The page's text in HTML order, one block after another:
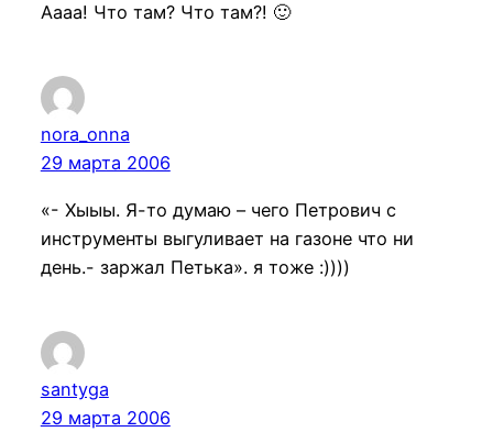
Аааа! Что там? Что там?! 🙂
nora_onna
29 марта 2006
«- Хыыы. Я-то думаю – чего Петрович с
инструменты выгуливает на газоне что ни
день.- заржал Петька». я тоже :))))
santyga
29 марта 2006